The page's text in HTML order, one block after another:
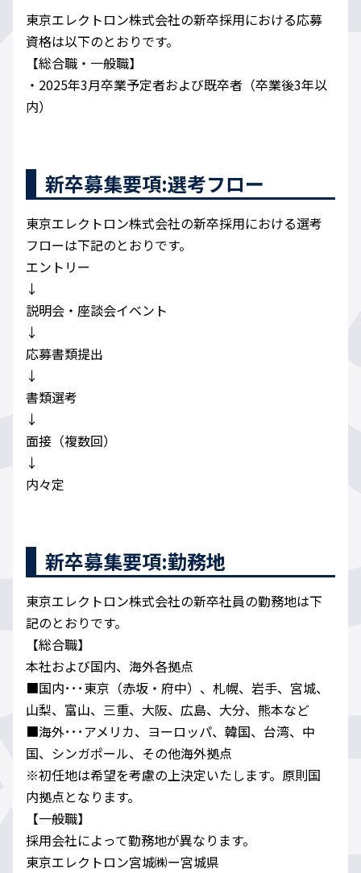
東京エレクトロン株式会社の新卒採用における応募
資格は以下のとおりです。
【総合職・一般職】
・2025年3月卒業予定者および既卒者（卒業後3年以
内）
新卒募集要項:選考フロー
東京エレクトロン株式会社の新卒採用における選考
フローは下記のとおりです。
エントリー
↓
説明会・座談会イベント
↓
応募書類提出
↓
書類選考
↓
面接（複数回）
↓
内々定
新卒募集要項:勤務地
東京エレクトロン株式会社の新卒社員の勤務地は下
記のとおりです。
【総合職】
本社および国内、海外各拠点
■国内･･･東京（赤坂・府中）、札幌、岩手、宮城、
山梨、富山、三重、大阪、広島、大分、熊本など
■海外･･･アメリカ、ヨーロッパ、韓国、台湾、中
国、シンガポール、その他海外拠点
※初任地は希望を考慮の上決定いたします。原則国
内拠点となります。
【一般職】
採用会社によって勤務地が異なります。
東京エレクトロン宮城㈱ー宮城県